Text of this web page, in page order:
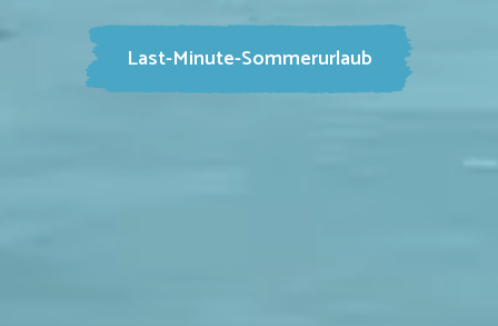
Last-Minute-Sommerurlaub
Schauen Sie mal rein!